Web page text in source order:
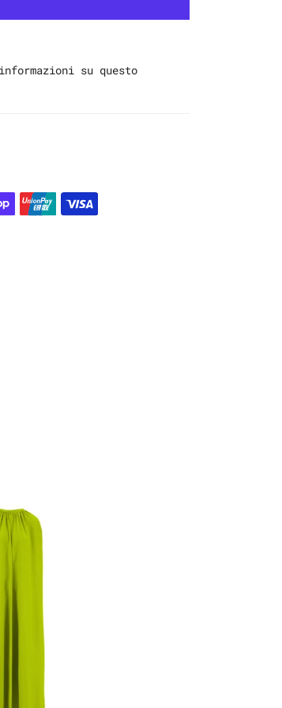
su questo